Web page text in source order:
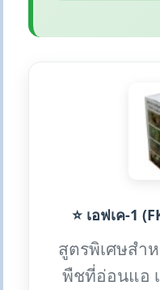
⭐ เอฟเค-1
สูตรพิเศษสำ
พืชที่อ่อนแอ